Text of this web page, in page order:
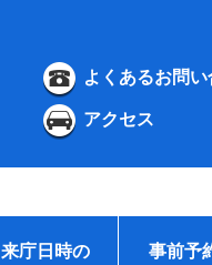
よくあるお問
アクセス
来庁日時の
事前予